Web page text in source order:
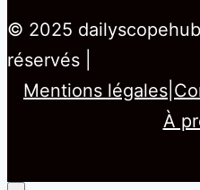
© 2025
réservés |
Mentions légales
À